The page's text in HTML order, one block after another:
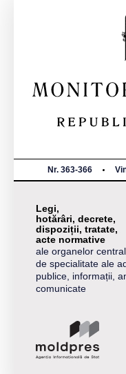
Nr. 363-366
Legi,
hotărâri, decrete,
dispoziții, tratate,
acte normative
ale organelor
de specialitate ale
publice, informații,
comunicate